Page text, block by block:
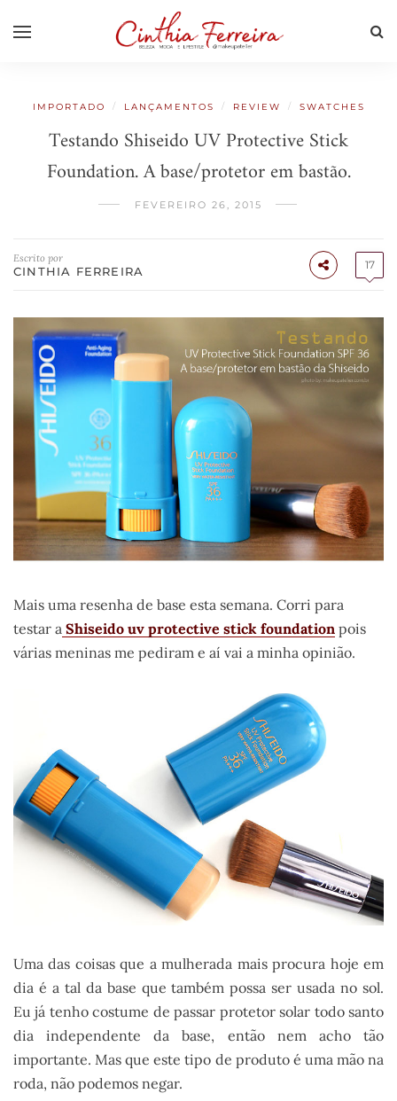
IMPORTADO / LANÇAMENTOS / REVIEW / SWATCHES
Testando Shiseido UV Protective Stick
Foundation. A base/protetor em bastão.
FEVEREIRO 26, 2015
Escrito por
CINTHIA FERREIRA 17
Mais uma resenha de base esta semana. Corri para
testar a Shiseido uv protective stick foundation pois
várias meninas me pediram e aí vai a minha opinião.
Uma das coisas que a mulherada mais procura hoje em
dia é a tal da base que também possa ser usada no sol.
Eu já tenho costume de passar protetor solar todo santo
dia independente da base, então nem acho tão
importante. Mas que este tipo de produto é uma mão na
roda, não podemos negar.